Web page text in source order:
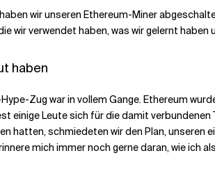
wir unseren Ethereum-Miner
wir verwendet haben, was wir gelernt
haben
Zug war in vollem Gange. Ethereum
einige Leute sich für die damit
hatten, schmiedeten wir den Plan,
mich immer noch gerne daran, wie ich